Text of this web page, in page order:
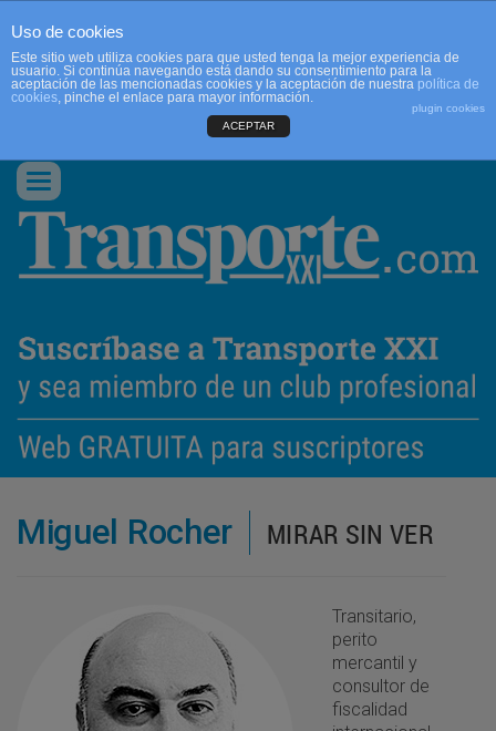
CONTACTO
Conmutar
navegación
Miguel Rocher MIRAR SIN VER
Transitario,
perito
mercantil y
consultor de
fiscalidad
Uso de cookies
Este sitio web utiliza cookies para que usted tenga la mejor experiencia de
usuario. Si continúa navegando está dando su consentimiento para la
aceptación de las mencionadas cookies y la aceptación de nuestra política de
cookies, pinche el enlace para mayor información.
plugin cookies
ACEPTAR